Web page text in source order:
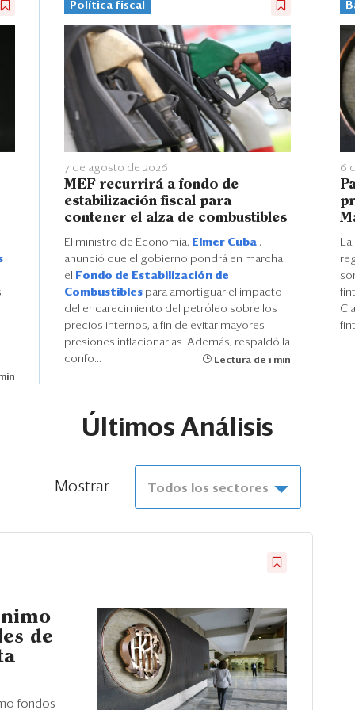
Política fiscal
7 de agosto de 2026
MEF recurrirá a fondo de
estabilización fiscal para
contener el alza de combustibles
El ministro de Economía, Elmer Cuba ,
anunció que el gobierno pondrá en marcha
el
Fondo de Estabilización de
Combustibles para amortiguar el impacto
del encarecimiento del petróleo sobre los
precios internos, a fin de evitar mayores
presiones inflacionarias. Además, respaldó la
confo...
Lectura de 1 min
6
Últimos Análisis
Mostrar Todos los sectores
de
fondos